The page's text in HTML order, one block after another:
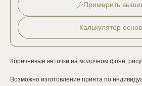
Примерить
Калькулятор
Коричневые веточки на молочном фоне,
Возможно изготовление принта по